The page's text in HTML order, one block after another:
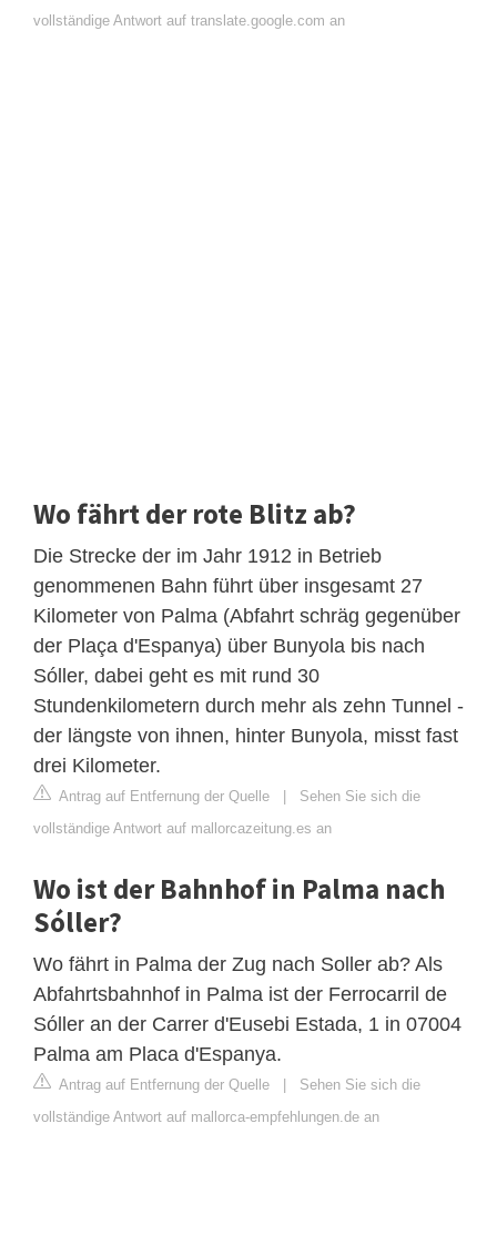
vollständige Antwort auf translate.google.com an
Wo fährt der rote Blitz ab?
Die Strecke der im Jahr 1912 in Betrieb
genommenen Bahn führt über insgesamt 27
Kilometer von Palma (Abfahrt schräg gegenüber
der Plaça d'Espanya) über Bunyola bis nach
Sóller, dabei geht es mit rund 30
Stundenkilometern durch mehr als zehn Tunnel -
der längste von ihnen, hinter Bunyola, misst fast
drei Kilometer.
Antrag auf Entfernung der Quelle
Sehen Sie sich die
vollständige Antwort auf mallorcazeitung.es an
Wo ist der Bahnhof in Palma nach
Sóller?
Wo fährt in Palma der Zug nach Soller ab? Als
Abfahrtsbahnhof in Palma ist der Ferrocarril de
Sóller an der Carrer d'Eusebi Estada, 1 in 07004
Palma am Placa d'Espanya.
Antrag auf Entfernung der Quelle
Sehen Sie sich die
vollständige Antwort auf mallorca-empfehlungen.de an